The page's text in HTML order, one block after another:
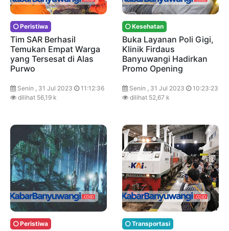
Peristiwa
Tim SAR Berhasil
Temukan Empat Warga
yang Tersesat di Alas
Purwo
Senin , 31 Jul 2023
11:12:36
dilihat 56,19 k
Kesehatan
Buka Layanan Poli Gigi,
Klinik Firdaus
Banyuwangi Hadirkan
Promo Opening
Senin , 31 Jul 2023
10:23:23
dilihat 52,67 k
Peristiwa Transportasi